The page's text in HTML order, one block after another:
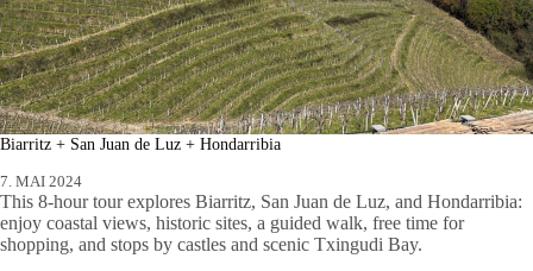
Biarritz + San Juan de Luz + Hondarribia
7. MAI 2024
This 8-hour tour explores Biarritz, San Juan de Luz, and Hondarribia:
enjoy coastal views, historic sites, a guided walk, free time for
shopping, and stops by castles and scenic Txingudi Bay.